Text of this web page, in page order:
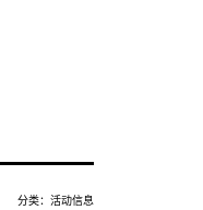
分类： 活动信息